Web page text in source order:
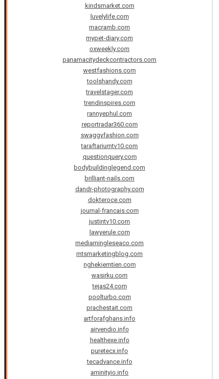
kindsmarket.com
luvelylife.com
macramb.com
mypet-diary.com
oxweekly.com
panamacitydeckcontractors.com
westfashions.com
toolshandy.com
travelstager.com
trendinspires.com
rannyephul.com
reportradar360.com
swaggyfashion.com
taraftariumtv10.com
questionquery.com
bodybuildinglegend.com
brilliant-nails.com
dandr-photography.com
dokteroce.com
journal-francais.com
justintv10.com
lawyerule.com
mediamingleseaco.com
mtsmarketingblog.com
nghekiemtien.com
wasirku.com
tejas24.com
poolturbo.com
prachestait.com
artforafghans.info
airvendio.info
healthexe.info
puretecx.info
tecadvance.info
aminityio.info